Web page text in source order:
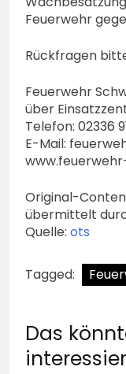
Feuerwehr
Rückfragen
Feuerwehr
über
Telefon: 02336
E-Mail:
Original-
übermittelt
Quelle: ots
Tagged:
Das